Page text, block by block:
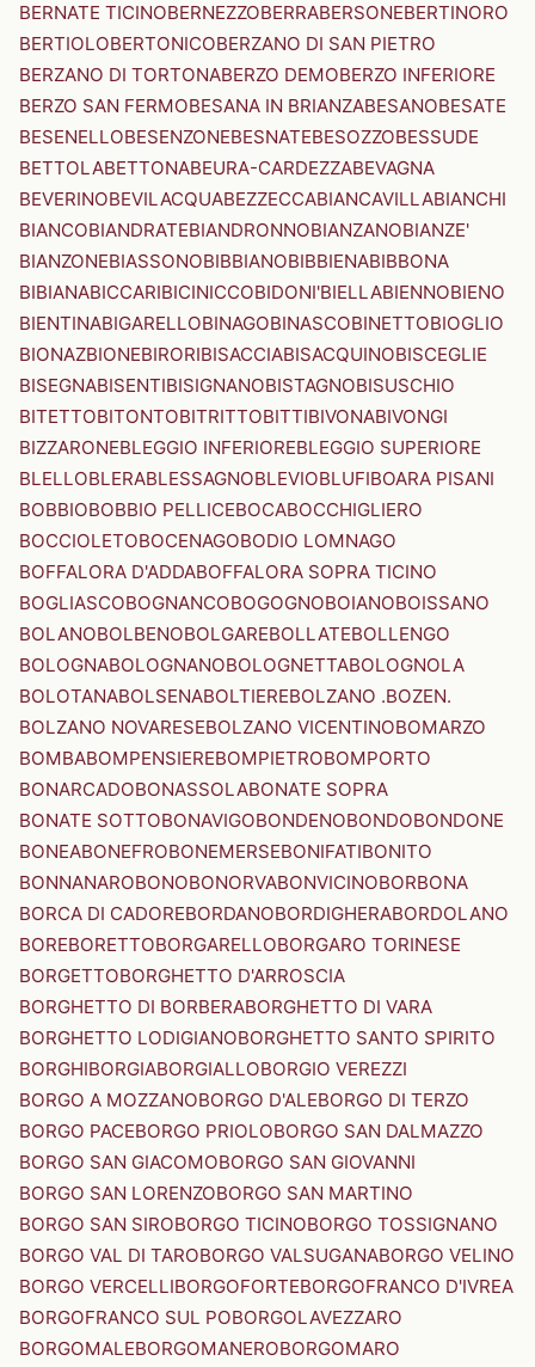
BERNATE TICINOBERNEZZOBERRABERSONEBERTINORO
BERTIOLOBERTONICOBERZANO DI SAN PIETRO
BERZANO DI TORTONABERZO DEMOBERZO INFERIORE
BERZO SAN FERMOBESANA IN BRIANZABESANOBESATE
BESENELLOBESENZONEBESNATEBESOZZOBESSUDE
BETTOLABETTONABEURA-CARDEZZABEVAGNA
BEVERINOBEVILACQUABEZZECCABIANCAVILLABIANCHI
BIANCOBIANDRATEBIANDRONNOBIANZANOBIANZE'
BIANZONEBIASSONOBIBBIANOBIBBIENABIBBONA
BIBIANABICCARIBICINICCOBIDONI'BIELLABIENNOBIENO
BIENTINABIGARELLOBINAGOBINASCOBINETTOBIOGLIO
BIONAZBIONEBIRORIBISACCIABISACQUINOBISCEGLIE
BISEGNABISENTIBISIGNANOBISTAGNOBISUSCHIO
BITETTOBITONTOBITRITTOBITTIBIVONABIVONGI
BIZZARONEBLEGGIO INFERIOREBLEGGIO SUPERIORE
BLELLOBLERABLESSAGNOBLEVIOBLUFIBOARA PISANI
BOBBIOBOBBIO PELLICEBOCABOCCHIGLIERO
BOCCIOLETOBOCENAGOBODIO LOMNAGO
BOFFALORA D'ADDABOFFALORA SOPRA TICINO
BOGLIASCOBOGNANCOBOGOGNOBOIANOBOISSANO
BOLANOBOLBENOBOLGAREBOLLATEBOLLENGO
BOLOGNABOLOGNANOBOLOGNETTABOLOGNOLA
BOLOTANABOLSENABOLTIEREBOLZANO .BOZEN.
BOLZANO NOVARESEBOLZANO VICENTINOBOMARZO
BOMBABOMPENSIEREBOMPIETROBOMPORTO
BONARCADOBONASSOLABONATE SOPRA
BONATE SOTTOBONAVIGOBONDENOBONDOBONDONE
BONEABONEFROBONEMERSEBONIFATIBONITO
BONNANAROBONOBONORVABONVICINOBORBONA
BORCA DI CADOREBORDANOBORDIGHERABORDOLANO
BOREBORETTOBORGARELLOBORGARO TORINESE
BORGETTOBORGHETTO D'ARROSCIA
BORGHETTO DI BORBERABORGHETTO DI VARA
BORGHETTO LODIGIANOBORGHETTO SANTO SPIRITO
BORGHIBORGIABORGIALLOBORGIO VEREZZI
BORGO A MOZZANOBORGO D'ALEBORGO DI TERZO
BORGO PACEBORGO PRIOLOBORGO SAN DALMAZZO
BORGO SAN GIACOMOBORGO SAN GIOVANNI
BORGO SAN LORENZOBORGO SAN MARTINO
BORGO SAN SIROBORGO TICINOBORGO TOSSIGNANO
BORGO VAL DI TAROBORGO VALSUGANABORGO VELINO
BORGO VERCELLIBORGOFORTEBORGOFRANCO D'IVREA
BORGOFRANCO SUL POBORGOLAVEZZARO
BORGOMALEBORGOMANEROBORGOMARO